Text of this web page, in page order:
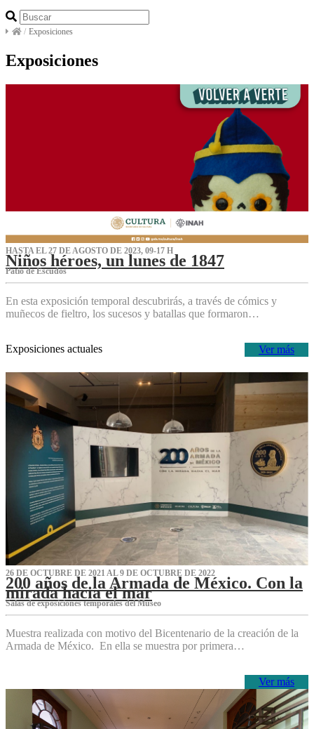
/ Exposiciones
Exposiciones
HASTA EL 27 DE AGOSTO DE 2023, 09-17 H
Niños héroes, un lunes de 1847
Patio de Escudos
En esta exposición temporal descubrirás, a través de cómics y
muñecos de fieltro, los sucesos y batallas que formaron…
Ver más
Exposiciones actuales
26 DE OCTUBRE DE 2021 AL 9 DE OCTUBRE DE 2022
200 años de la Armada de México. Con la
mirada hacia el mar
Salas de exposiciones temporales del Museo‌
Muestra realizada con motivo del Bicentenario de la creación de la
Armada de México. En ella se muestra por primera…
Ver más